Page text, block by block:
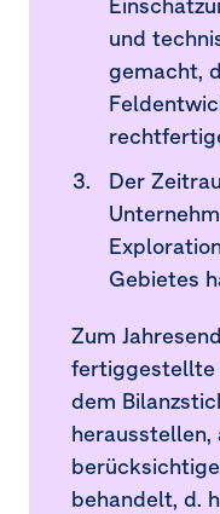
und
gemacht,
Der
Gebietes
Zum
fertiggestellte
dem
herausstellen,
behandelt, d.